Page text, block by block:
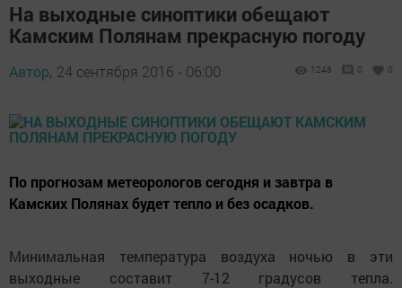
На выходные синоптики обещают
Камским Полянам прекрасную погоду
Автор, 24 сентября 2016 - 06:00 1248 0 0
По прогнозам метеорологов сегодня и завтра в
Камских Полянах будет тепло и без осадков.
Минимальная температура воздуха ночью в эти
выходные составит 7-12 градусов тепла.